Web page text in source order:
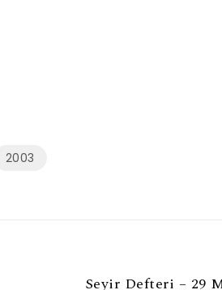
2003
Seyir Defteri – 29